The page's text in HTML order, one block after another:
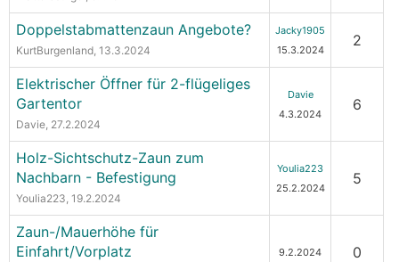
Doppelstabmattenzaun Angebote?
KurtBurgenland, 13.3.2024
Jacky1905
15.3.2024
2
Elektrischer Öffner für 2-flügeliges
Gartentor
Davie, 27.2.2024
Davie
4.3.2024
6
Holz-Sichtschutz-Zaun zum
Nachbarn - Befestigung
Youlia223, 19.2.2024
Youlia223
25.2.2024
5
Zaun-/Mauerhöhe für
Einfahrt/Vorplatz
9.2.2024 0